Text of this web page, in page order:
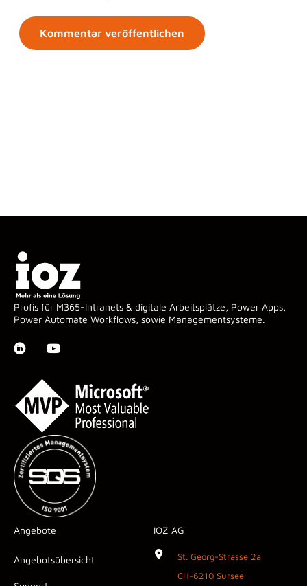
Profis für M365-Intranets & digitale Arbeitsplätze, Power Apps,
Power Automate Workflows, sowie Managementsysteme.
Angebote
Angebotsübersicht
IOZ AG
St. Georg-Strasse 2a
CH-6210 Sursee